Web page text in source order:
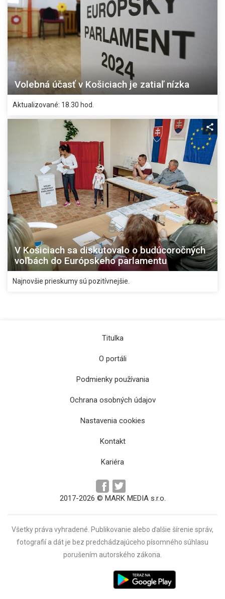
Volebná účasť v Košiciach je zatiaľ nízka
Aktualizované: 18.30 hod.
V Košiciach sa diskutovalo o budúcoročných
voľbách do Európskeho parlamentu
Najnovšie prieskumy sú pozitívnejšie.
Titulka
O portáli
Podmienky používania
Ochrana osobných údajov
Nastavenia cookies
Kontakt
Kariéra
2017-2026 © MARK MEDIA s.r.o.
Všetky práva vyhradené. Publikovanie alebo ďalšie šírenie správ,
fotografií a dát je bez predchádzajúceho písomného súhlasu
porušením autorského zákona.